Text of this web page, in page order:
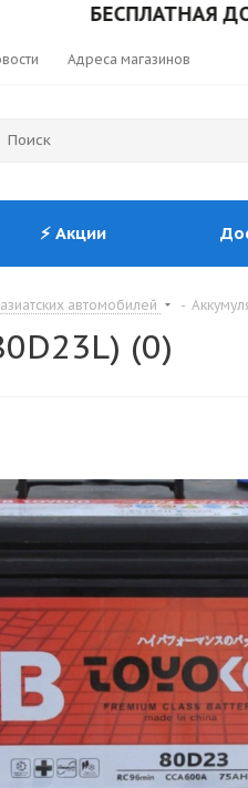
БЕСПЛАТНАЯ
Адреса магазинов
⚡ Акции
автомобилей -
(0)